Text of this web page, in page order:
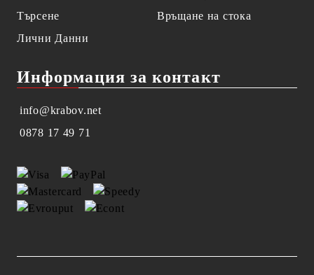
Търсене
Лични Данни
Връщане на стока
Информация за контакт
info@krabov.net
0878 17 49 71